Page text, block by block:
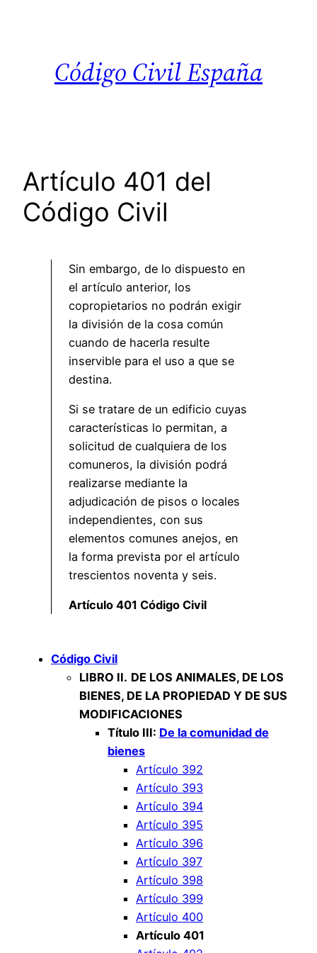
Código Civil España
Artículo 401 del
Código Civil
Sin embargo, de lo dispuesto en
el artículo anterior, los
copropietarios no podrán exigir
la división de la cosa común
cuando de hacerla resulte
inservible para el uso a que se
destina.
Si se tratare de un edificio cuyas
características lo permitan, a
solicitud de cualquiera de los
comuneros, la división podrá
realizarse mediante la
adjudicación de pisos o locales
independientes, con sus
elementos comunes anejos, en
la forma prevista por el artículo
trescientos noventa y seis.
Artículo 401 Código Civil
Código Civil
LIBRO II. DE LOS ANIMALES, DE LOS
BIENES, DE LA PROPIEDAD Y DE SUS
MODIFICACIONES
Título III: De la comunidad de
bienes
Artículo 392
Artículo 393
Artículo 394
Artículo 395
Artículo 396
Artículo 397
Artículo 398
Artículo 399
Artículo 400
Artículo 401